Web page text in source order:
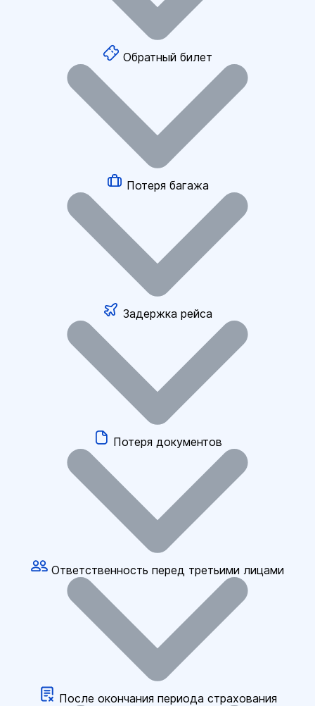
Обратный билет
Потеря багажа
Задержка рейса
Потеря документов
Ответственность перед третьими лицами
После окончания периода страхования